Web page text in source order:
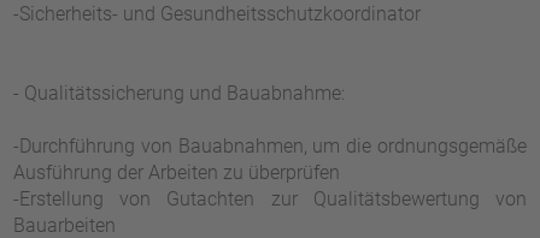
-Sicherheits- und Gesundheitsschutzkoordinator
- Qualitätssicherung und Bauabnahme:
-Durchführung von Bauabnahmen, um die ordnungsgemäße
Ausführung der Arbeiten zu überprüfen
-Erstellung von Gutachten zur Qualitätsbewertung von
Bauarbeiten